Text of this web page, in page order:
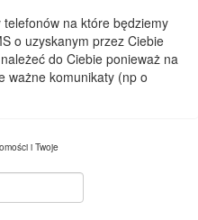
na które będziemy
o uzyskanym przez Ciebie
do Ciebie ponieważ na
ważne komunikaty (np o
i Twoje